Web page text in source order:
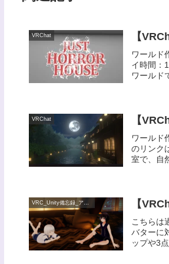
VRChat 【
ワールド
イ時間：
ワールド
VRChat 【
ワールド
のリンク
室で、自
【
こちらは
バターに
ップや3